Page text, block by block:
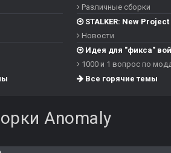
Различные сборки
STALKER: New
Новости
Идея для "фикса"
1000 и 1 вопрос по
Все горячие темы
Anomaly